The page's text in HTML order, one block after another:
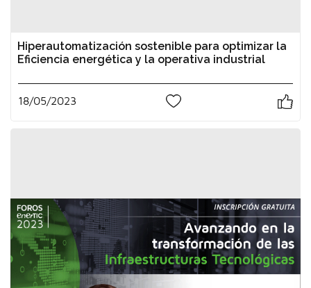
Hiperautomatización sostenible para optimizar la
Eficiencia energética y la operativa industrial
18/05/2023